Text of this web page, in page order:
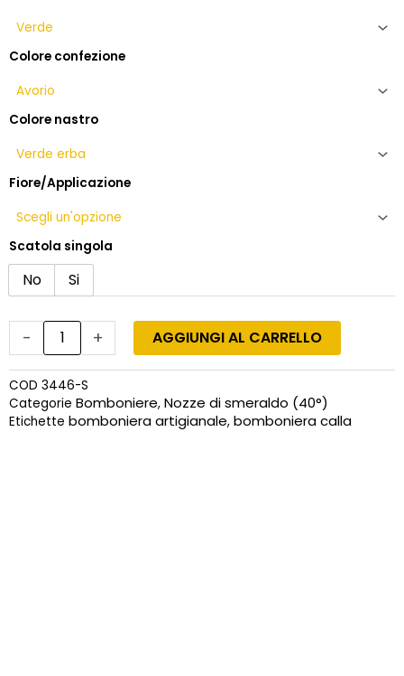
Colore confezione
Colore nastro
Fiore/Applicazione
Scatola singola
No Si
-
in
soffiato
quantità
+ AGGIUNGI AL CARRELLO
COD 3446-S
Categorie Bomboniere, Nozze di smeraldo (40°)
Etichette bomboniera artigianale, bomboniera calla